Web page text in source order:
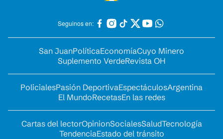
Seguinos en:
San JuanPolíticaEconomíaCuyo Minero
Suplemento VerdeRevista OH
PolicialesPasión DeportivaEspectáculosArgentina
El MundoRecetasEn las redes
Cartas del lectorOpinionSocialesSaludTecnología
TendenciaEstado del tránsito